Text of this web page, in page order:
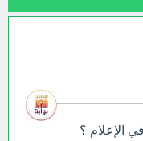
الإعلام ؟